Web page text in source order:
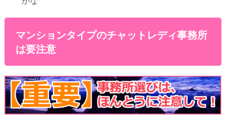
マンションタイプのチャットレディ事務所
は要注意